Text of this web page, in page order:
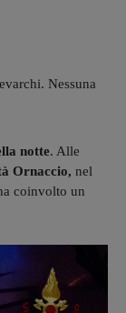
Nessuna
notte. Alle
Ornaccio, nel
coinvolto un